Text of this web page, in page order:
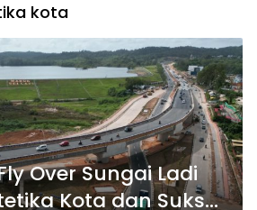
kota
Over Sungai Ladi
Kota dan Sukses